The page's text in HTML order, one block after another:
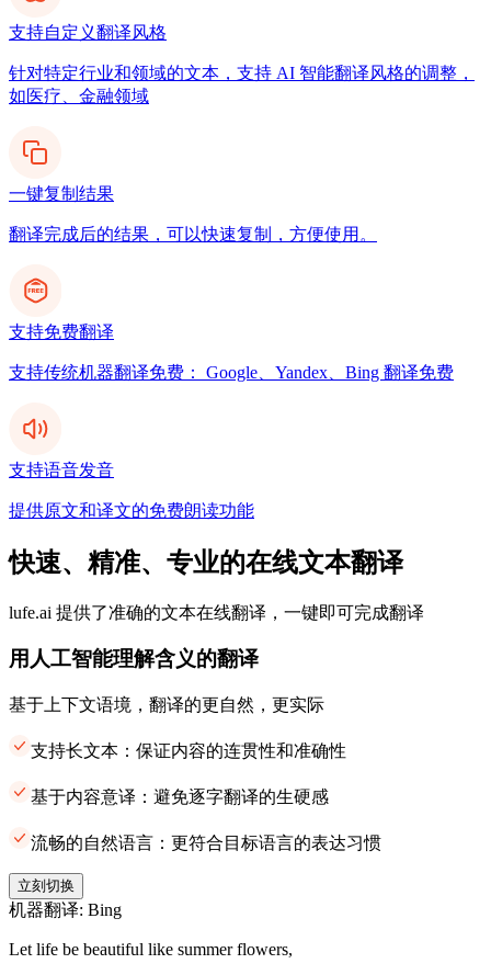
支持自定义翻译风格
针对特定行业和领域的文本，支持 AI 智能翻译风格的调整，
如医疗、金融领域
一键复制结果
翻译完成后的结果，可以快速复制，方便使用。
支持免费翻译
支持传统机器翻译免费： Google、Yandex、Bing 翻译免费
支持语音发音
提供原文和译文的免费朗读功能
快速、精准、专业的在线文本翻译
lufe.ai 提供了准确的文本在线翻译，一键即可完成翻译
用人工智能理解含义的翻译
基于上下文语境，翻译的更自然，更实际
支持长文本：保证内容的连贯性和准确性
基于内容意译：避免逐字翻译的生硬感
流畅的自然语言：更符合目标语言的表达习惯
立刻切换
机器翻译: Bing
Let life be beautiful like summer flowers,